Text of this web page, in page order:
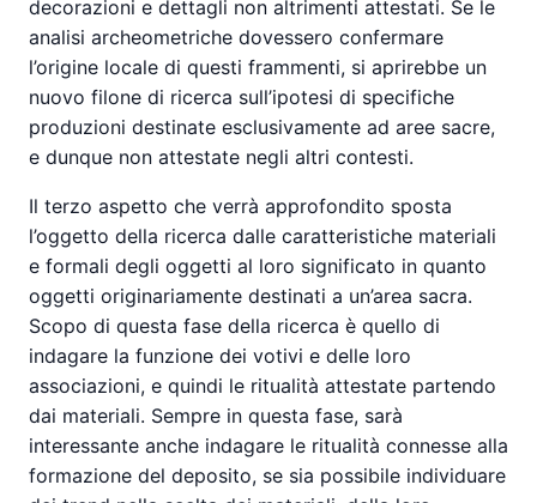
decorazioni e dettagli non altrimenti attestati. Se le
analisi archeometriche dovessero confermare
l’origine locale di questi frammenti, si aprirebbe un
nuovo filone di ricerca sull’ipotesi di specifiche
produzioni destinate esclusivamente ad aree sacre,
e dunque non attestate negli altri contesti.
Il terzo aspetto che verrà approfondito sposta
l’oggetto della ricerca dalle caratteristiche materiali
e formali degli oggetti al loro significato in quanto
oggetti originariamente destinati a un’area sacra.
Scopo di questa fase della ricerca è quello di
indagare la funzione dei votivi e delle loro
associazioni, e quindi le ritualità attestate partendo
dai materiali. Sempre in questa fase, sarà
interessante anche indagare le ritualità connesse alla
formazione del deposito, se sia possibile individuare